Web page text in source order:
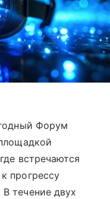
Форум
встречаются
прогрессу
течение двух